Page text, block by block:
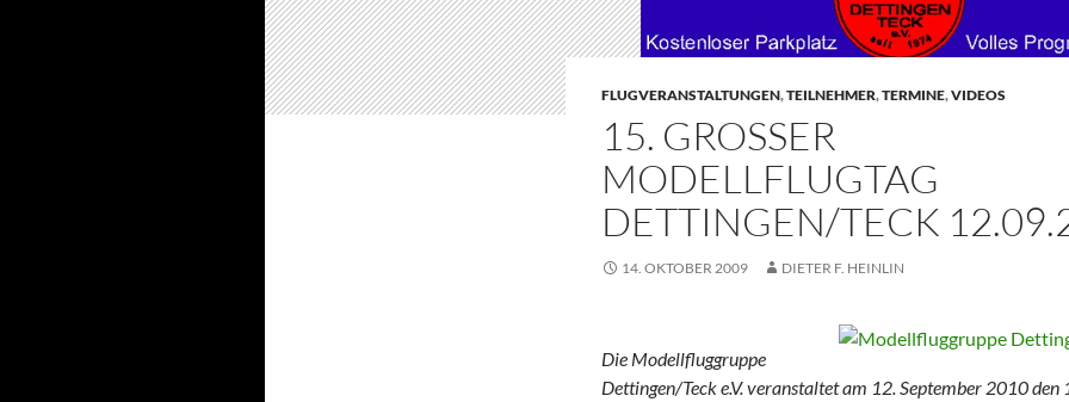
FLUGVERANSTALTUNGEN,TEILNEHMER,TERMINE,VIDEOS
15. GROSSER M
ODELLFLUGTAG D
ETTINGEN/TECK
14. OKTOBER 2009 DIETER F. HEINLIN
Die Modellfluggruppe
Dettingen/Teck e.V. veranstaltet am 12. September 2010 den